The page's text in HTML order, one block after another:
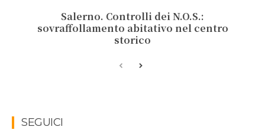
Salerno. Controlli dei N.O.S.:
sovraffollamento abitativo nel centro
storico
SEGUICI